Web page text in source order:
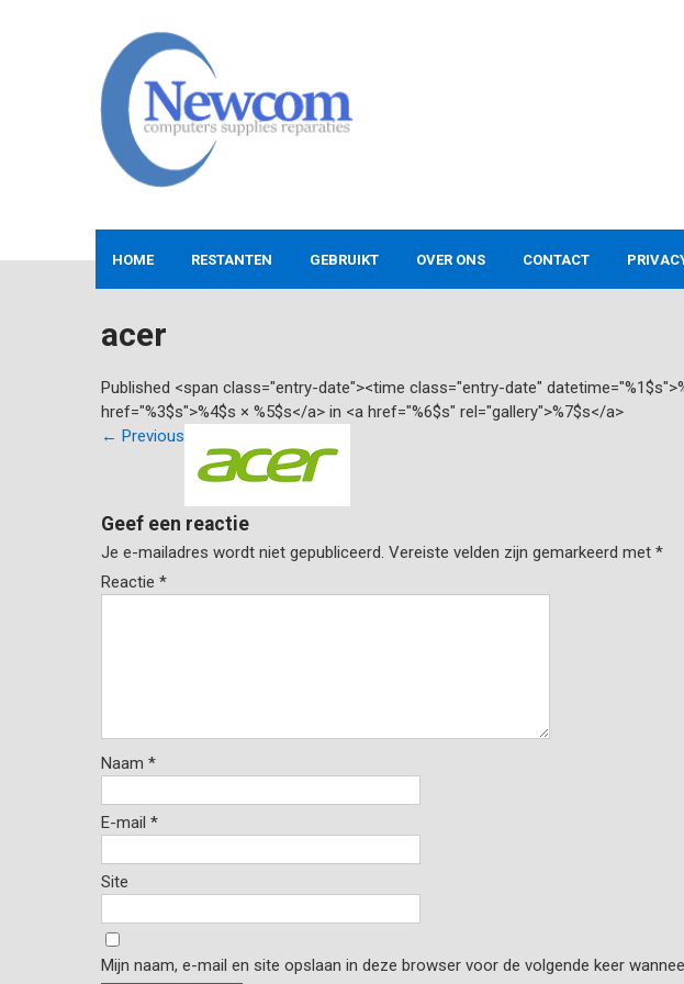
NEWCOM
HOME RESTANTEN GEBRUIKT OVER ONS CONTACT
acer
Published <span class="entry-date"><time class="entry-date"
href="%3$s">%4$s × %5$s</a> in <a href="%6$s" rel="gallery">%7$s</a>
← Previous
Geef een reactie
Je e-mailadres wordt niet gepubliceerd. Vereiste velden zijn gemarkeerd met *
Reactie *
Naam *
E-mail *
Site
Mijn naam, e-mail en site opslaan in deze browser voor de volgende keer